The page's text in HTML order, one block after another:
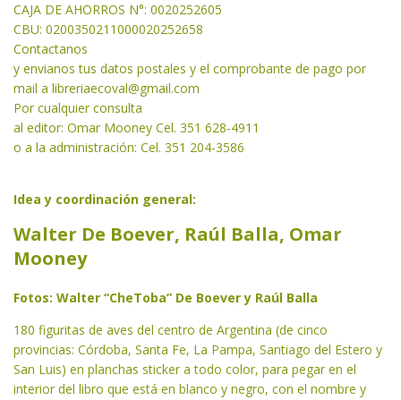
CAJA DE AHORROS N°: 0020252605
CBU: 0200350211000020252658
Contactanos
y envianos tus datos postales y el comprobante de pago por
mail a libreriaecoval@gmail.com
Por cualquier consulta
al editor: Omar Mooney Cel. 351 628-4911
o a la administración: Cel. 351 204-3586
Idea y coordinación general:
Walter De Boever, Raúl Balla, Omar
Mooney
Fotos: Walter “CheToba” De Boever y Raúl Balla
180 figuritas de aves del centro de Argentina (de cinco
provincias: Córdoba, Santa Fe, La Pampa, Santiago del Estero y
San Luis) en planchas sticker a todo color, para pegar en el
interior del libro que está en blanco y negro, con el nombre y